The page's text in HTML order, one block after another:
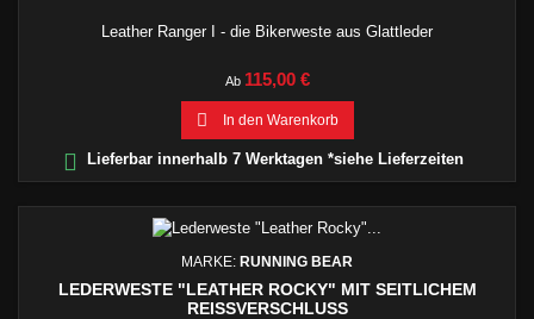
Leather Ranger I - die Bikerweste aus Glattleder
Ab Preis
115,00 €
 In den Warenkorb
 Lieferbar innerhalb 7 Werktagen *siehe Lieferzeiten
MARKE: RUNNING BEAR
LEDERWESTE "LEATHER ROCKY" MIT SEITLICHEM
REISSVERSCHLUSS